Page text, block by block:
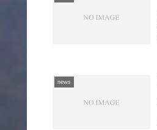
news